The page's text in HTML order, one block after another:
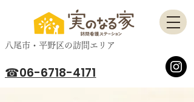
​八尾市・平野区の訪問エリア
☎06-6718-4171